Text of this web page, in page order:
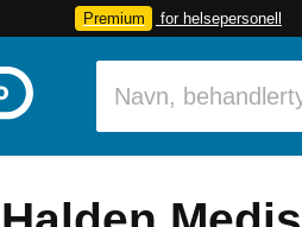
Premium for helsepersonell